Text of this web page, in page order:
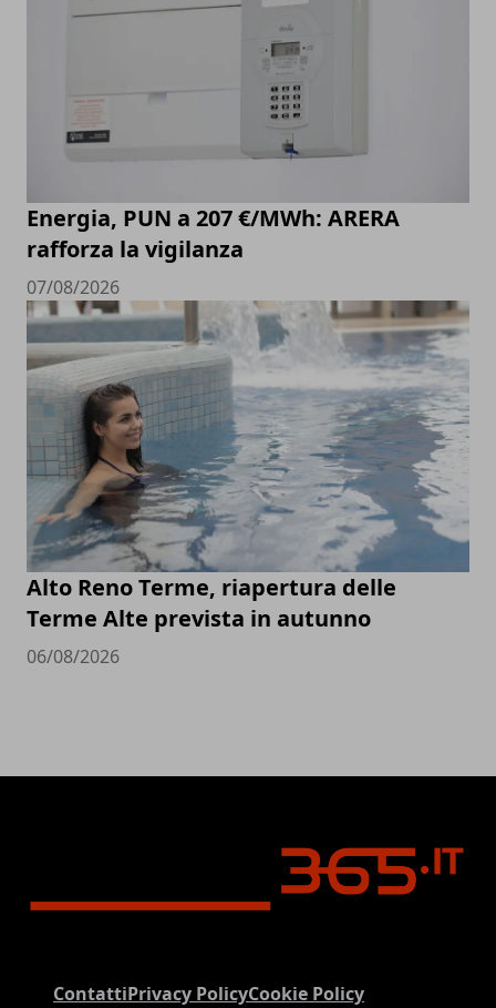
Energia, PUN a 207 €/MWh: ARERA
rafforza la vigilanza
07/08/2026
Alto Reno Terme, riapertura delle
Terme Alte prevista in autunno
06/08/2026
ContattiPrivacy PolicyCookie Policy